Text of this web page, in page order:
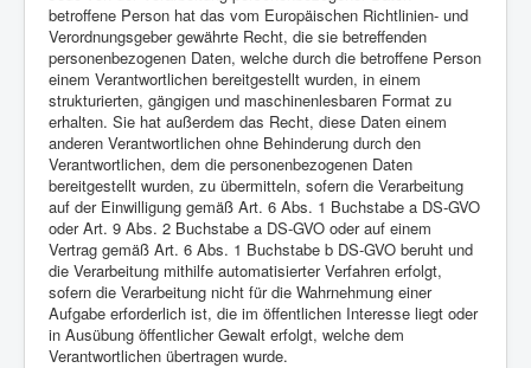
betroffene Person hat das vom Europäischen Richtlinien- und
Verordnungsgeber gewährte Recht, die sie betreffenden
personenbezogenen Daten, welche durch die betroffene Person
einem Verantwortlichen bereitgestellt wurden, in einem
strukturierten, gängigen und maschinenlesbaren Format zu
erhalten. Sie hat außerdem das Recht, diese Daten einem
anderen Verantwortlichen ohne Behinderung durch den
Verantwortlichen, dem die personenbezogenen Daten
bereitgestellt wurden, zu übermitteln, sofern die Verarbeitung
auf der Einwilligung gemäß Art. 6 Abs. 1 Buchstabe a DS-GVO
oder Art. 9 Abs. 2 Buchstabe a DS-GVO oder auf einem
Vertrag gemäß Art. 6 Abs. 1 Buchstabe b DS-GVO beruht und
die Verarbeitung mithilfe automatisierter Verfahren erfolgt,
sofern die Verarbeitung nicht für die Wahrnehmung einer
Aufgabe erforderlich ist, die im öffentlichen Interesse liegt oder
in Ausübung öffentlicher Gewalt erfolgt, welche dem
Verantwortlichen übertragen wurde.